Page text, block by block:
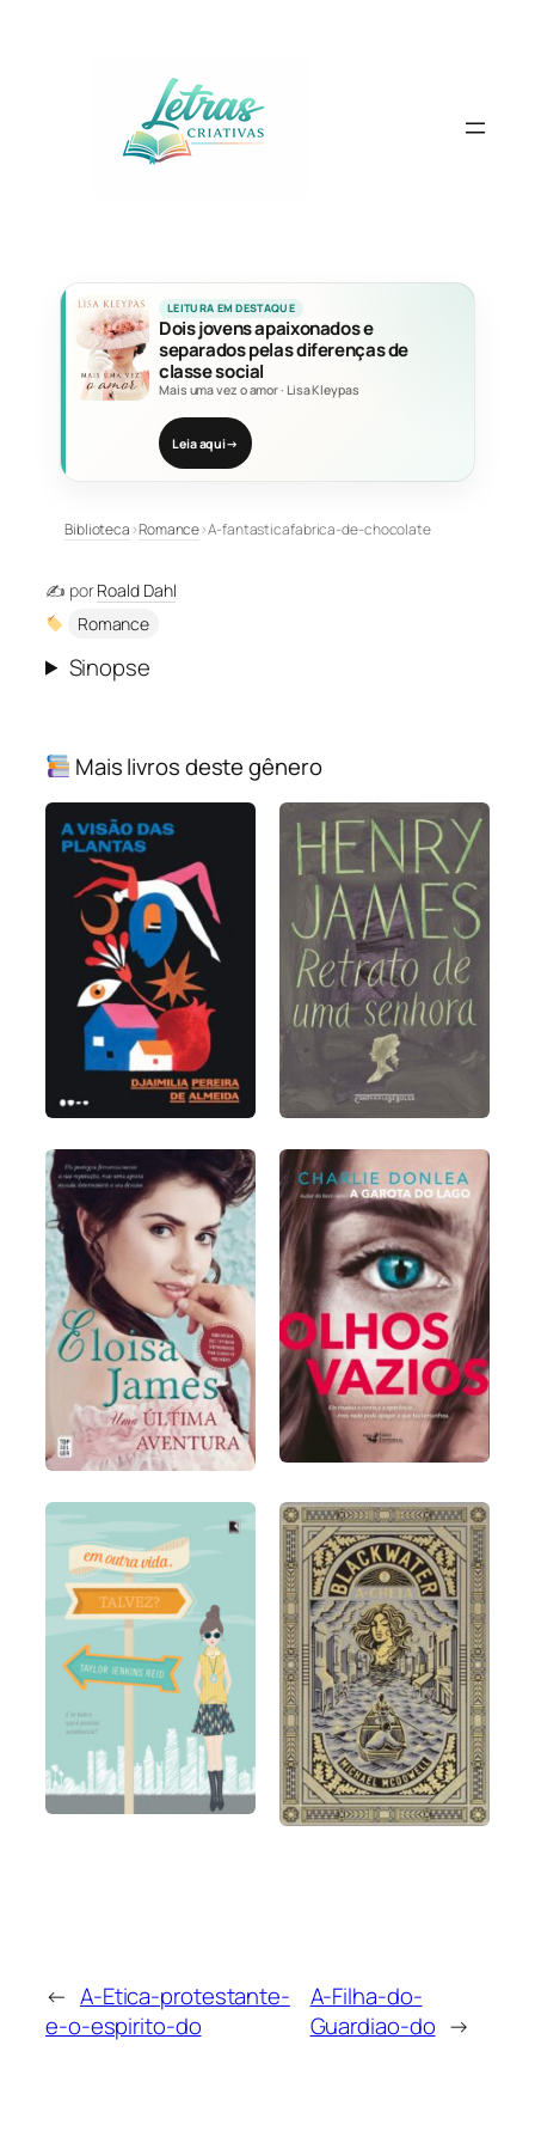
LEITURA EM DESTAQUE
Dois jovens apaixonados e
separados pelas diferenças de
classe social
Mais uma vez o amor· Lisa Kleypas
Leia aqui→
Biblioteca›Romance›A-fantasticafabrica-de-chocolate
✍️ porRoald Dahl
Romance
Sinopse
Mais livros deste gênero
← A-Etica-protestante-
e-o-espirito-do
A-Filha-do-
Guardiao-do →